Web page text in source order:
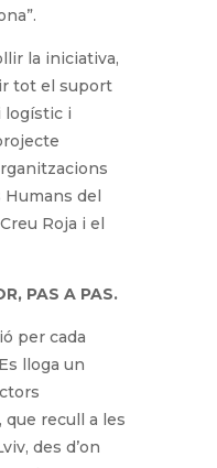
la iniciativa,
tot el suport
logístic i
del
Roja i el
PAS A PAS.
per cada
lloga un
que recull a les
des d’on